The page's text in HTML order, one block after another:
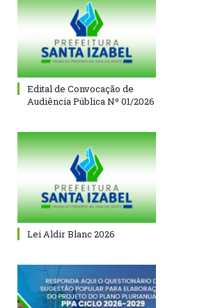
Edital de Convocação de
Audiência Pública Nº 01/2026
Lei Aldir Blanc 2026